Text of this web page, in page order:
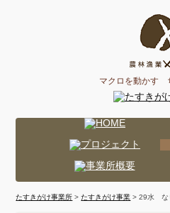
マクロを動かす
たすきがけ事業所 >たすきがけ事業 > 29水 な